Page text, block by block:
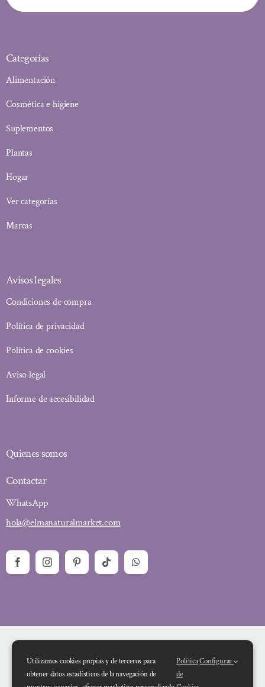
Categorías
Alimentación
Cosmética e higiene
Suplementos
Plantas
Hogar
Ver categorías
Marcas
Avisos legales
Condiciones de compra
Política de privacidad
Política de cookies
Aviso legal
Informe de accesibilidad
Quienes somos
Contactar
WhatsApp
hola@elmanaturalmarket.com
Utilizamos cookies propias y de terceros para
obtener datos estadísticos de la navegación de
Política
de
Configurar